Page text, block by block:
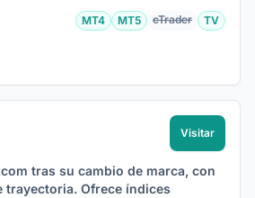
MT4 MT5 cTrader TV
Visitar
tras su cambio de marca, con
trayectoria. Ofrece índices